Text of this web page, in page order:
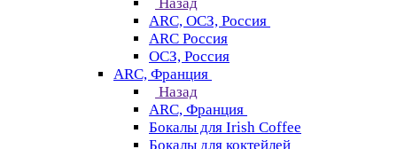
ARC, ОСЗ, Россия
ARC Россия
ОСЗ, Россия
ARC, Франция
Назад
ARC, Франция
Бокалы для Irish Coffee
Бокалы для коктейлей